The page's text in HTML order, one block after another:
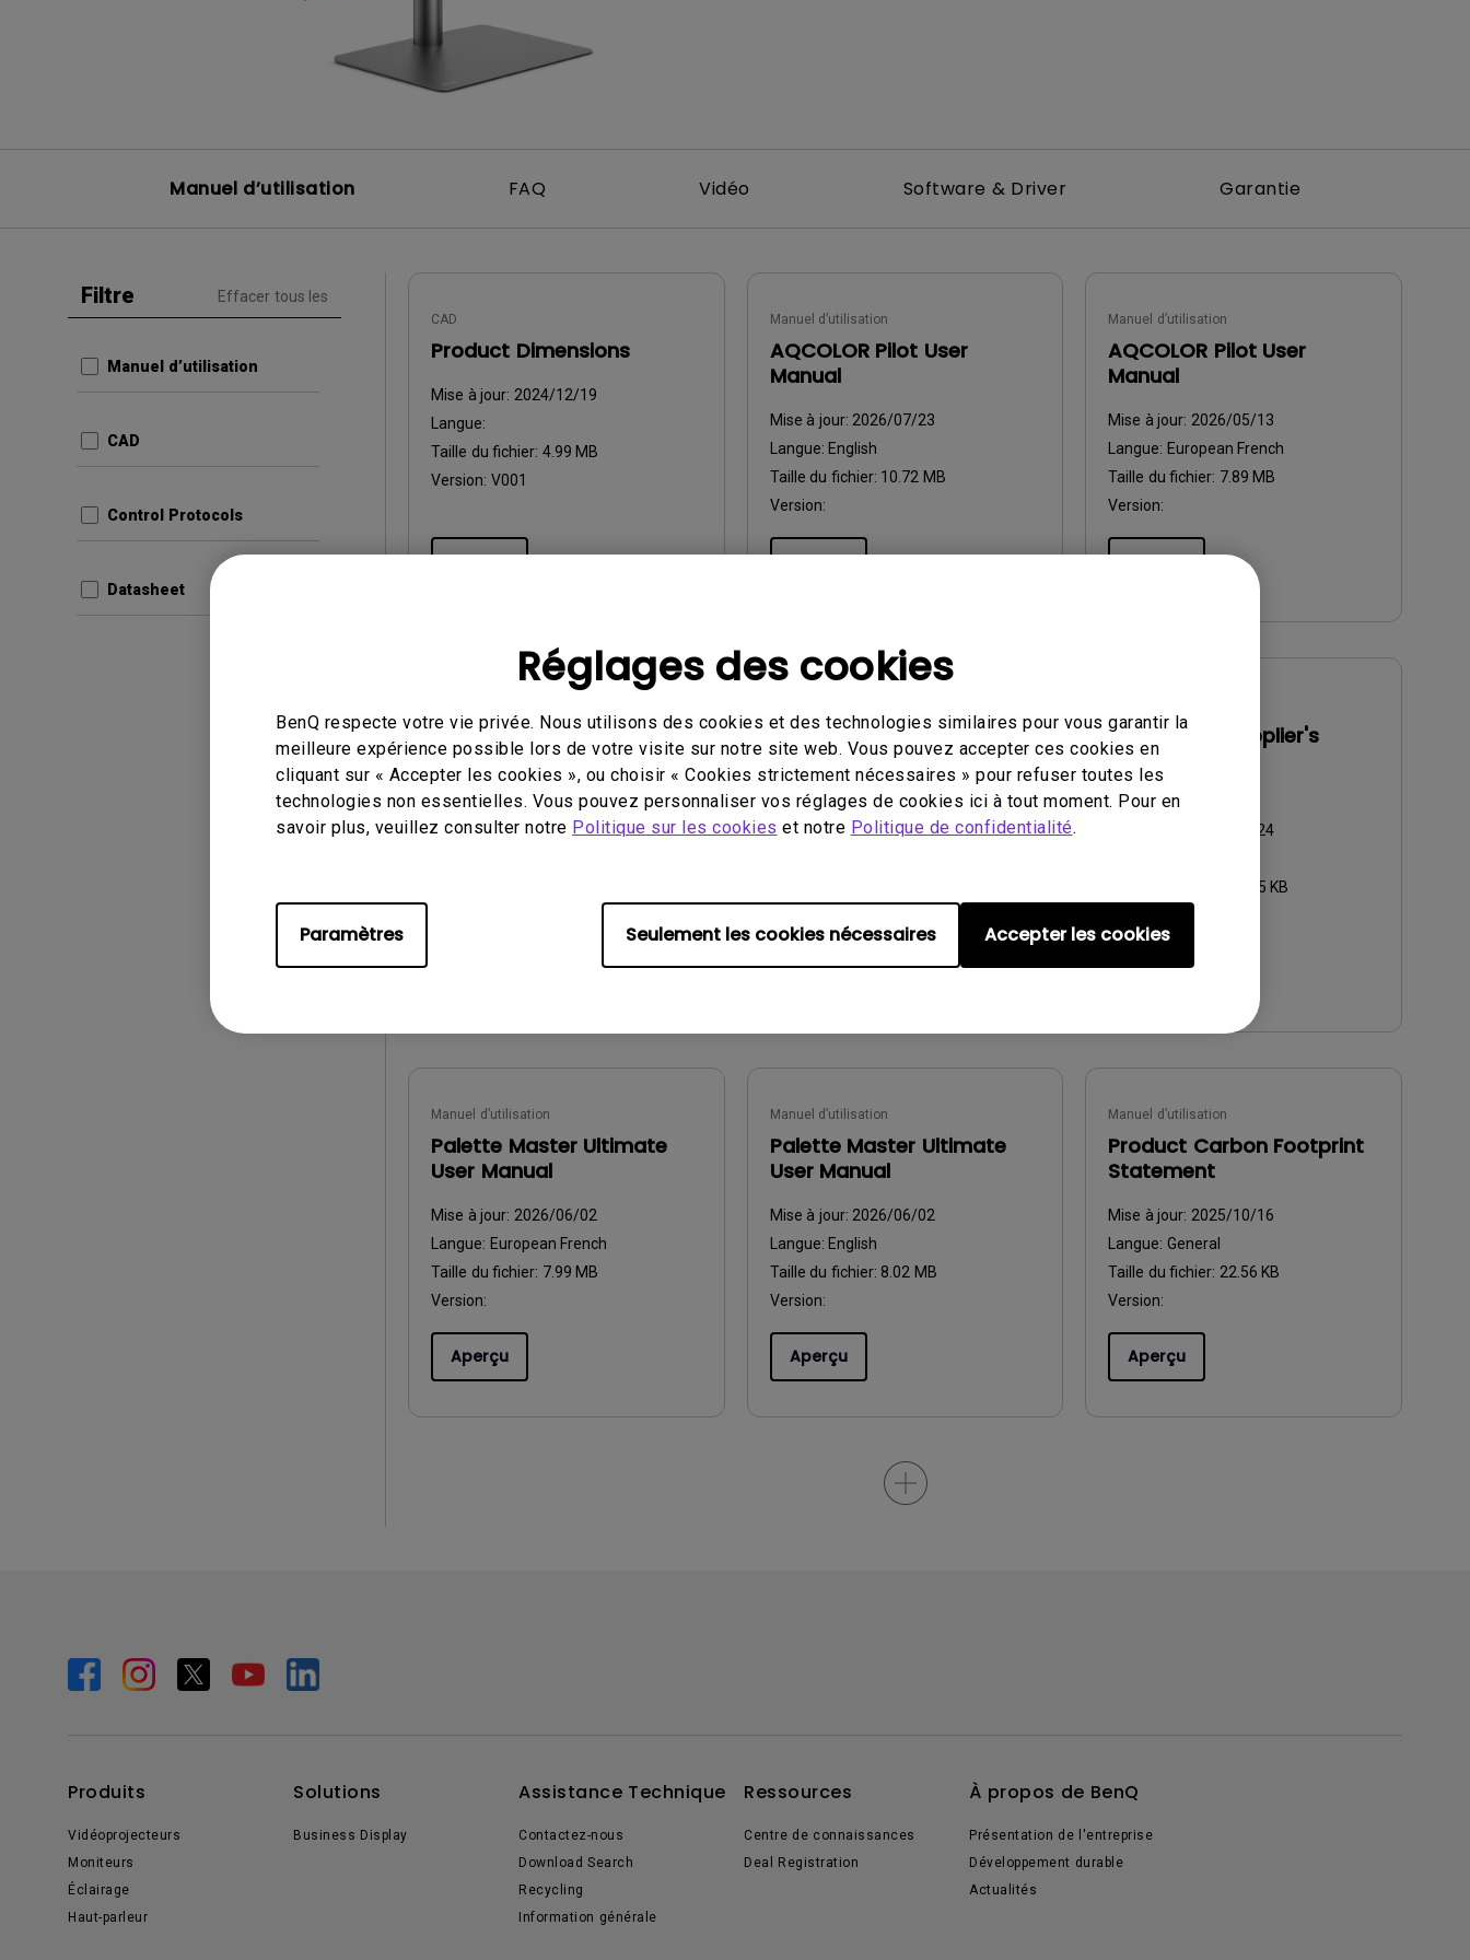
Réglages des cookies
BenQ respecte votre vie privée. Nous utilisons des cookies et des technologies similaires pour vous garantir la
meilleure expérience possible lors de votre visite sur notre site web. Vous pouvez accepter ces cookies en
cliquant sur « Accepter les cookies », ou choisir « Cookies strictement nécessaires » pour refuser toutes les
technologies non essentielles. Vous pouvez personnaliser vos réglages de cookies ici à tout moment. Pour en
savoir plus, veuillez consulter notre Politique sur les cookies et notre Politique de confidentialité.
Paramètres Seulement les cookies nécessaires Accepter les cookies
Manuel d’utilisation FAQ Vidéo Software & Driver Garantie
Filtre Effacer tous les
Manuel d’utilisation
CAD
Control Protocols
Datasheet
CAD
Product Dimensions
Mise à jour: 2024/12/19
Langue:
Taille du fichier: 4.99 MB
Version: V001
Aperçu
Manuel d’utilisation
AQCOLOR Pilot User
Manual
Mise à jour: 2026/07/23
Langue: English
Taille du fichier: 10.72 MB
Version:
Aperçu
Manuel d’utilisation
AQCOLOR Pilot User
Manual
Mise à jour: 2026/05/13
Langue: European French
Taille du fichier: 7.89 MB
Version:
Aperçu
Display Pilot 2 User Manual
Mise à jour:2026/07/23
Langue:English
Taille du fichier:5.54 MB
Display Pilot 2 User Manual
Mise à jour: 2026/07/23
Langue:European French
Taille du fichier:5.62 MB
Aperçu
FCC SDoC (Supplier's
Declaration of
Conformity)-T
2025/01/24
236.45 KB
Aperçu
Manuel d’utilisation
Palette Master Ultimate
User Manual
Mise à jour: 2026/06/02
Langue: European French
Taille du fichier: 7.99 MB
Version:
Aperçu
Manuel d’utilisation
Palette Master Ultimate
User Manual
Mise à jour: 2026/06/02
Langue: English
Taille du fichier: 8.02 MB
Version:
Aperçu
Manuel d’utilisation
Product Carbon Footprint
Statement
Mise à jour: 2025/10/16
Langue: General
Taille du fichier: 22.56 KB
Version:
Aperçu
Produits
Vidéoprojecteurs
Moniteurs
Éclairage
Haut-parleur
Solutions
Business Display
Assistance Technique
Contactez-nous
Download Search
Recycling
Information générale
Ressources
Centre de connaissances
Deal Registration
À propos de BenQ
Présentation de l'entreprise
Développement durable
Actualités